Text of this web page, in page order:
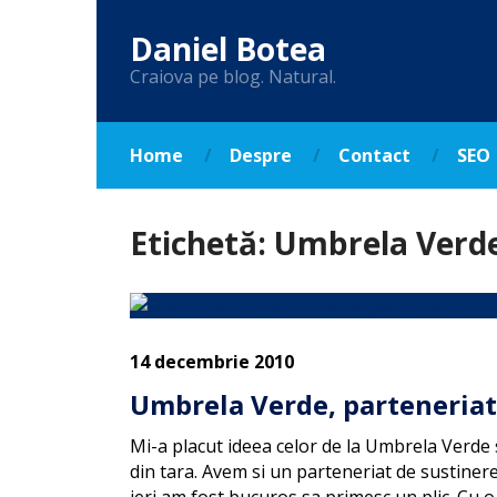
Daniel Botea
Craiova pe blog. Natural.
Home Despre Contact SEO
Etichetă: Umbrela
14 decembrie 2010
Umbrela Verde,
Mi-a placut ideea celor de la Umbrela
din tara. Avem si un parteneriat de